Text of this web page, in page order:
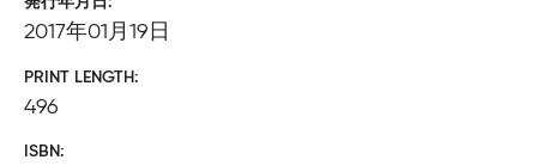
2017年01月19日
PRINT LENGTH
496
ISBN